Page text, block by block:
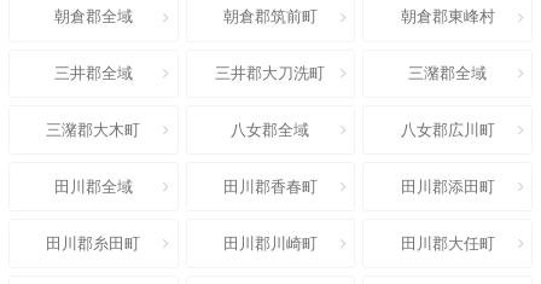
朝倉郡全域 朝倉郡筑前町 朝倉郡東峰村
三井郡全域 三井郡大刀洗町 三潴郡全域
三潴郡大木町 八女郡全域 八女郡広川町
田川郡全域 田川郡香春町 田川郡添田町
田川郡糸田町 田川郡川崎町 田川郡大任町